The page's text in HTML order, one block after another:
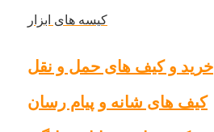
کیسه های ابزار
خرید و کیف های حمل و نقل
کیف های شانه و پیام رسان